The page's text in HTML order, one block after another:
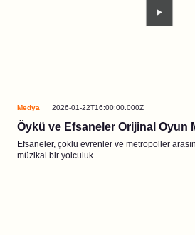
Medya 2026-01-22T16:00:00.000Z
Öykü ve Efsaneler Orijinal Oyun
Efsaneler, çoklu evrenler ve metropoller
müzikal bir yolculuk.